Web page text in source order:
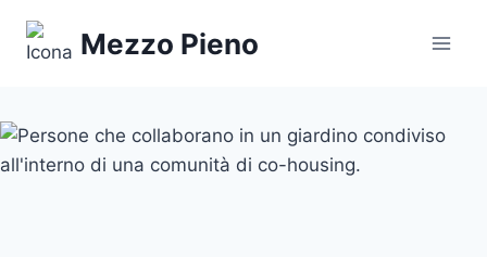
Mezzo Pieno